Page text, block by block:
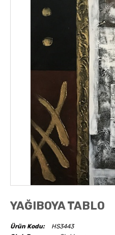
TABLOLAR
AYNALAR
AKSESUARLAR
OBJELER
ABAJUR
YAĞIBOYA TABLO
Ürün Kodu:
HS3443